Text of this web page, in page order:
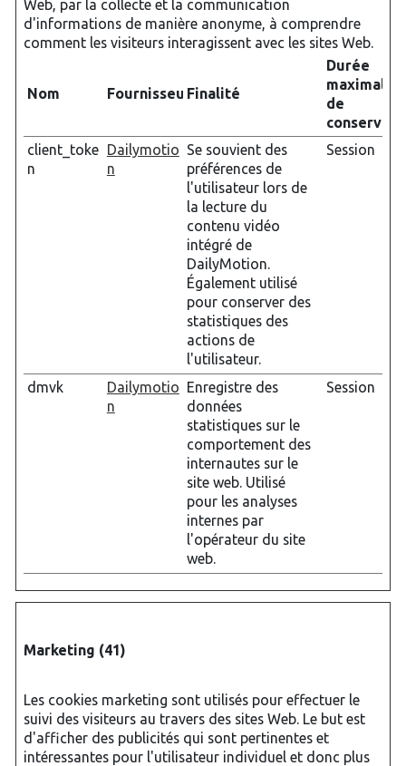
Web, par la collecte et la communication
d'informations de manière anonyme, à comprendre
comment les visiteurs interagissent avec les sites Web.
Nom FournisseurFinalité
Durée
maximale
de
client_toke
n
Dailymotio
n
Se souvient des
préférences de
l'utilisateur lors de
la lecture du
contenu vidéo
intégré de
DailyMotion.
Également utilisé
pour conserver des
statistiques des
actions de
l'utilisateur.
Session
dmvk
Dailymotio
n
Enregistre des
données
statistiques sur le
comportement des
internautes sur le
site web. Utilisé
pour les analyses
internes par
l'opérateur du site
web.
Session
Marketing (41)
Les cookies marketing sont utilisés pour effectuer le
suivi des visiteurs au travers des sites Web. Le but est
d'afficher des publicités qui sont pertinentes et
intéressantes pour l'utilisateur individuel et donc plus